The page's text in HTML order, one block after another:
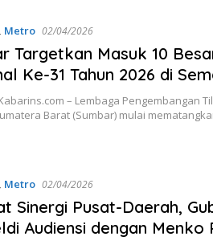
, Metro 02/04/2026
Targetkan Masuk 10
Ke-31 Tahun 2026 di
– Lembaga Pengembangan
Barat (Sumbar) mulai
, Metro 02/04/2026
Sinergi Pusat-Daerah,
Audiensi dengan Menko